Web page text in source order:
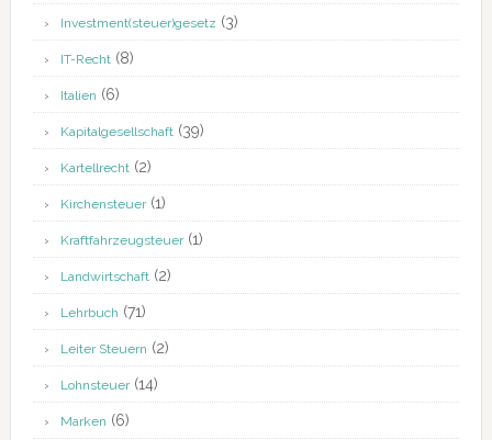
Investment(steuer)gesetz (3)
IT-Recht(8)
Italien (6)
Kapitalgesellschaft(39)
Kartellrecht(2)
Kirchensteuer(1)
Kraftfahrzeugsteuer(1)
Landwirtschaft(2)
Lehrbuch (71)
Leiter Steuern (2)
Lohnsteuer(14)
Marken (6)